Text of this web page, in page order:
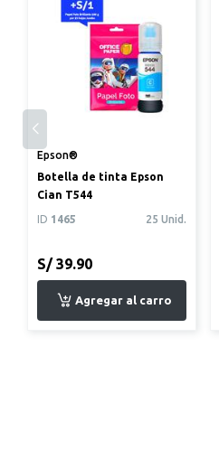
Epson®
Botella de tinta Epson
Cian T544
ID 1465 25 Unid.
S/ 39.90